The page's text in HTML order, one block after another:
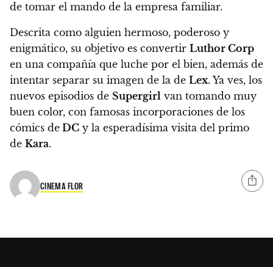
de tomar el mando de la empresa familiar.
Descrita como alguien hermoso, poderoso y
enigmático, su objetivo es convertir Luthor Corp
en una compañía que luche por el bien, además de
intentar separar su imagen de la de Lex. Ya ves, los
nuevos episodios de Supergirl van tomando muy
buen color, con famosas incorporaciones de los
cómics de DC y la esperadísima visita del primo
de Kara.
CINEMA FLOR